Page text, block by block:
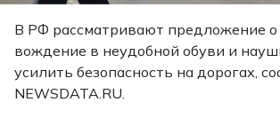
В РФ рассматривают предложение
вождение в неудобной обуви и
усилить безопасность на дорогах,
NEWSDATA.RU.